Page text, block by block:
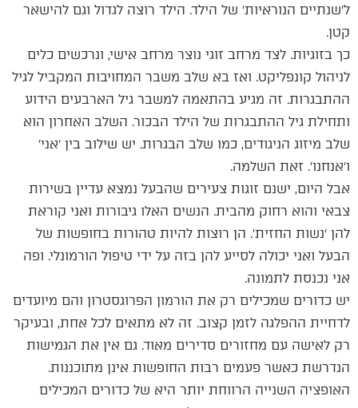
ל׳שנתיים הנוראיות׳ של הילד. הילד רוצה לגדול וגם להישאר
קטן.
כך בזוגיות. לצד מרחב זוגי נוצר מרחב אישי, ונרכשים כלים
לניהול קונפליקט. ואז בא שלב משבר המחויבות המקביל לגיל
ההתבגרות. זה מגיע בהתאמה למשבר גיל הארבעים הידוע
ותחילת גיל ההתבגרות של הילד הבכור. השלב האחרון הוא
שלב מיזוג הניגודים, כמו שלב הבגרות. יש שילוב בין ׳אני׳
ו׳אנחנו׳. זאת השלמה.
אבל היום, ישנם זוגות צעירים שהבעל נמצא עדיין בשירות
צבאי והוא רחוק מהבית. הנשים האלו גיבורות ואני קוראת
להן ׳נשות החזית׳. הן רוצות להיות טהורות בחופשות של
הבעל ואני יכולה לסייע להן בזה על ידי טיפול הורמונלי. ופה
אני נכנסת לתמונה.
יש כדורים שמכילים רק את הורמון הפרוגסטרון והם מיועדים
לדחיית ההפלגה לזמן קצוב. זה לא מתאים לכל אחת, ובעיקר
רק לאישה עם מחזורים סדירים מאוד. גם אין את הגמישות
הנדרשת כאשר פעמים רבות החופשות אינן מתוכננות.
האופציה השנייה הרווחת יותר היא של כדורים המכילים